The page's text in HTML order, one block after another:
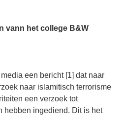
vann het college B&W
een bericht [1] dat naar
naar islamitisch terrorisme
een verzoek tot
hebben ingediend. Dit is het